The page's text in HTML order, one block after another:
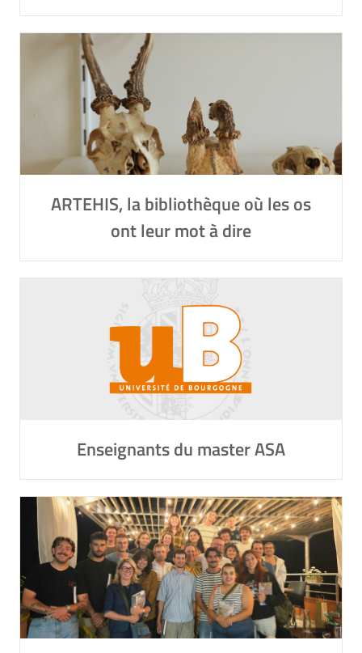
ARTEHIS, la bibliothèque où les os
ont leur mot à dire
Enseignants du master ASA